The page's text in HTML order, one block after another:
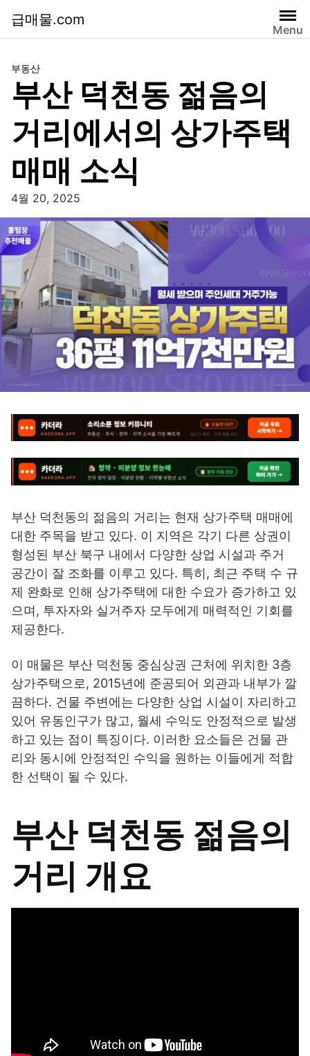
급매물.com
Menu
부동산
부산 덕천동 젊음의
거리에서의 상가주택
매매 소식
4월 20, 2025
부산 덕천동의 젊음의 거리는 현재 상가주택 매매에
대한 주목을 받고 있다. 이 지역은 각기 다른 상권이
형성된 부산 북구 내에서 다양한 상업 시설과 주거
공간이 잘 조화를 이루고 있다. 특히, 최근 주택 수 규
제 완화로 인해 상가주택에 대한 수요가 증가하고 있
으며, 투자자와 실거주자 모두에게 매력적인 기회를
제공한다.
이 매물은 부산 덕천동 중심상권 근처에 위치한 3층
상가주택으로, 2015년에 준공되어 외관과 내부가 깔
끔하다. 건물 주변에는 다양한 상업 시설이 자리하고
있어 유동인구가 많고, 월세 수익도 안정적으로 발생
하고 있는 점이 특징이다. 이러한 요소들은 건물 관
리와 동시에 안정적인 수익을 원하는 이들에게 적합
한 선택이 될 수 있다.
부산 덕천동 젊음의
거리 개요